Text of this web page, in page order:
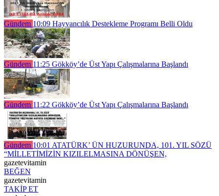
Gündem 10:09 Hayvancılık Destekleme Programı Belli Oldu
Gündem 11:25 Gökköy’de Üst Yapı Çalışmalarına Başlandı
Gündem 11:22 Gökköy’de Üst Yapı Çalışmalarına Başlandı
Gündem 10:01 ATATÜRK’ ÜN HUZURUNDA, 101. YIL SÖZÜ
“MİLLETİMİZİN KIZILELMASINA DÖNÜŞEN,
gazetevitamin
BEĞEN
gazetevitamin
TAKİP ET